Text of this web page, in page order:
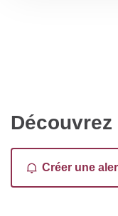
Créer une